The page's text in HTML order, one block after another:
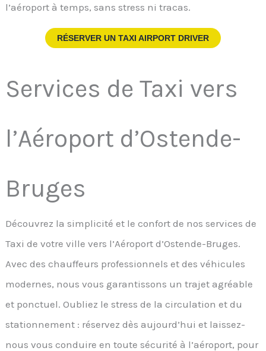
l’aéroport à temps, sans stress ni tracas.
RÉSERVER UN TAXI AIRPORT DRIVER
Services de Taxi vers
l’Aéroport d’Ostende-
Bruges
Découvrez la simplicité et le confort de nos services de
Taxi de votre ville vers l’Aéroport d’Ostende-Bruges.
Avec des chauffeurs professionnels et des véhicules
modernes, nous vous garantissons un trajet agréable
et ponctuel. Oubliez le stress de la circulation et du
stationnement : réservez dès aujourd’hui et laissez-
nous vous conduire en toute sécurité à l’aéroport, pour